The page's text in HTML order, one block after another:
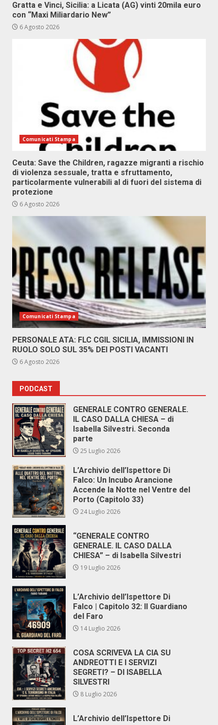
Gratta e Vinci, Sicilia: a Licata (AG) vinti 20mila euro
con “Maxi Miliardario New”
6 Agosto 2026
Comunicati Stampa
Ceuta: Save the Children, ragazze migranti a rischio
di violenza sessuale, tratta e sfruttamento,
particolarmente vulnerabili al di fuori del sistema di
protezione
6 Agosto 2026
Comunicati Stampa
PERSONALE ATA: FLC CGIL SICILIA, IMMISSIONI IN
RUOLO SOLO SUL 35% DEI POSTI VACANTI
6 Agosto 2026
PODCAST
GENERALE CONTRO GENERALE.
IL CASO DALLA CHIESA – di
Isabella Silvestri. Seconda
parte
25 Luglio 2026
L’Archivio dell’Ispettore Di
Falco: Un Incubo Arancione
Accende la Notte nel Ventre del
Porto (Capitolo 33)
24 Luglio 2026
“GENERALE CONTRO
GENERALE. IL CASO DALLA
CHIESA” – di Isabella Silvestri
19 Luglio 2026
L’Archivio dell’Ispettore Di
Falco | Capitolo 32: Il Guardiano
del Faro
14 Luglio 2026
COSA SCRIVEVA LA CIA SU
ANDREOTTI E I SERVIZI
SEGRETI? – DI ISABELLA
SILVESTRI
8 Luglio 2026
L’Archivio dell’Ispettore Di